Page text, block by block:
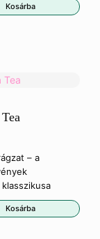
Kosárba
– a
Kosárba